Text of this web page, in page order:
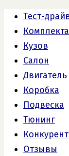
Тест-
Кузов
Салон
Двигатель
Коробка
Подвеска
Тюнинг
Отзывы